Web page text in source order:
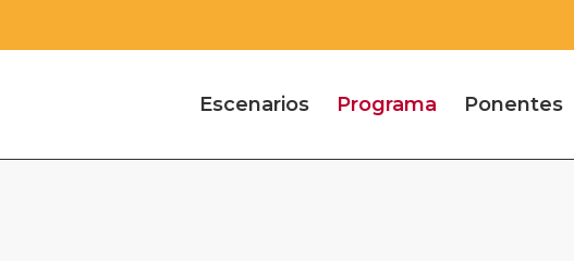
Escenarios Programa Ponentes